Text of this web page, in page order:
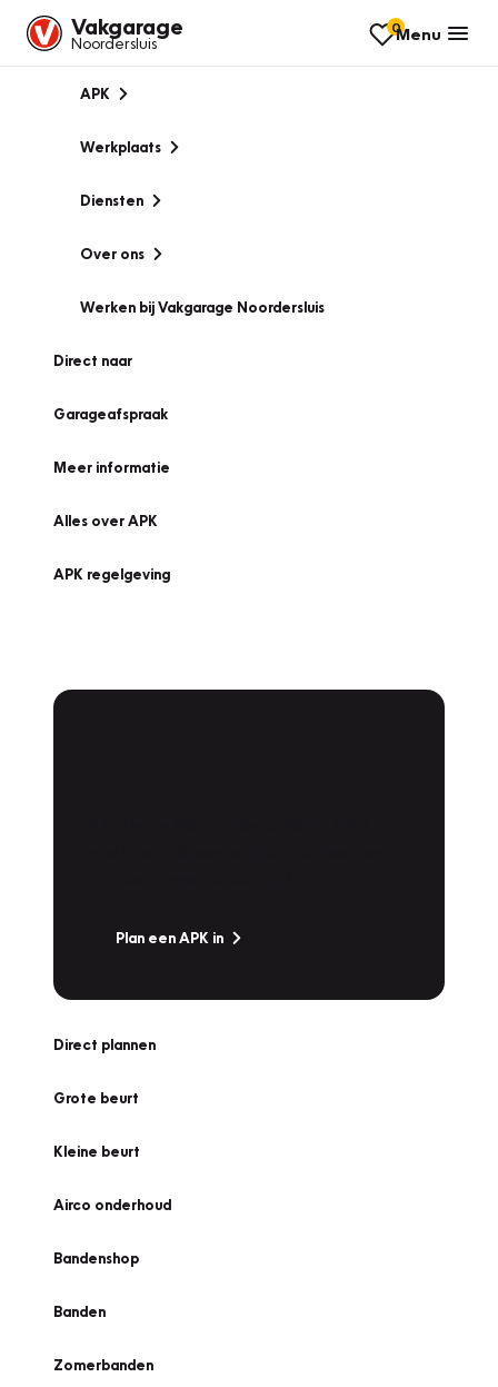
Vakgarage
Noordersluis
0Menu
APK
Werkplaats
Diensten
Over ons
Werken bij Vakgarage Noordersluis
Direct naar
Garageafspraak
Meer informatie
Alles over APK
APK regelgeving
Plan een APK in
Direct plannen
Grote beurt
Kleine beurt
Airco onderhoud
Bandenshop
Banden
Zomerbanden